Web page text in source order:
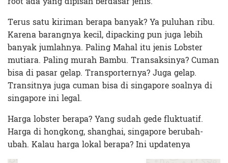
Terus satu kiriman berapa banyak? Ya puluhan ribu.
Karena barangnya kecil, dipacking pun juga lebih
banyak jumlahnya. Paling Mahal itu jenis Lobster
mutiara. Paling murah Bambu. Transaksinya? Cuman
bisa di pasar gelap. Transporternya? Juga gelap.
Transitnya juga cuman bisa di singapore soalnya di
singapore ini legal.
Harga lobster berapa? Yang sudah gede fluktuatif.
Harga di hongkong, shanghai, singapore berubah-
ubah. Kalau harga lokal berapa? Ini updatenya